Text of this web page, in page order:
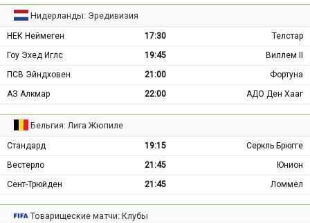
Нидерланды: Эредивизия
НЕК Неймеген 17:30
Телстар
Гоу Эхед Иглс
19:45
Виллем II
ПСВ Эйндховен
21:00
Фортуна
АЗ Алкмар
22:00 АДО Ден Хааг
Бельгия: Лига Жюпиле
Стандард 19:15
Серкль Брюгге
Вестерло
21:45
Юнион
Сент-Трюйден
21:45 Ломмел
Товарищеские матчи: Клубы